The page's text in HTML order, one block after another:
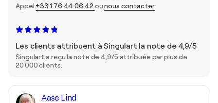
Appel +33 1 76 44 06 42 ounous contacter
Les clients attribuent à Singulart la note de 4,9/5
Singulart a reçu la note de 4,9/5 attribuée par plus de
20 000 clients.
Aase Lind